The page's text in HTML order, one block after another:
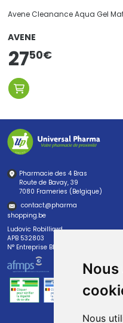
Nous
Avene Cleanance Aqua Gel
AVENE
2750€
Pharmacie des 4 Bras
Route de Bavay, 39
7080 Frameries (Belgique)
contact@pharma
shopping.be
Ludovic Robilliard
APB 532803
N° Entreprise BE0447.382.113